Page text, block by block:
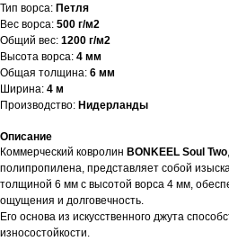
Тип ворса: Петля
Вес ворса: 500 г/м2
Общий вес: 1200 г/м2
Высота ворса: 4 мм
Общая толщина: 6 мм
Ширина: 4 м
Производство: Нидерланды
Описание
Коммерческий ковролин BONKEEL Soul Two
полипропилена, представляет собой
толщиной 6 мм с высотой ворса 4 мм,
ощущения и долговечность.
Его основа из искусственного джута
износостойкости.